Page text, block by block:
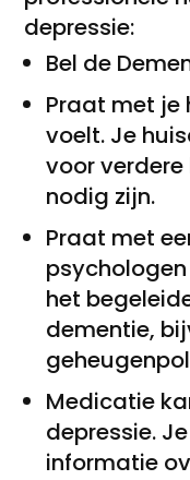
depressie:
Bel de
Praat met je
voelt. Je
voor
nodig zijn.
Praat met
het
dementie,
Medicatie
depressie.
informatie